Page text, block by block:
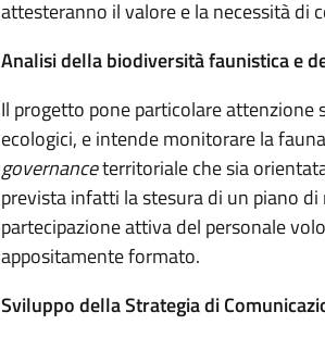
attesteranno il valore e la necessità di
Analisi della biodiversità faunistica e
Il progetto pone particolare
ecologici, e intende monitorare la
governanceterritoriale che sia
prevista infatti la stesura di un piano
partecipazione attiva del personale
appositamente formato.
Sviluppo della Strategia di